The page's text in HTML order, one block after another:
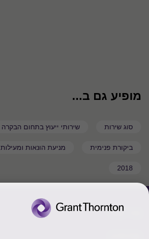
מופיע גם ב...
סוג שירות שירותי ייעוץ בתחום הבקרה
ביקורת פנימית מניעת הונאות ומעילות
2018
צור קשר